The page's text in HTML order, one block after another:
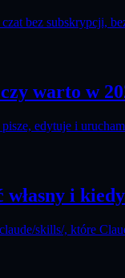
bez subskrypcji,
warto w
edytuje i
i
skills/, które